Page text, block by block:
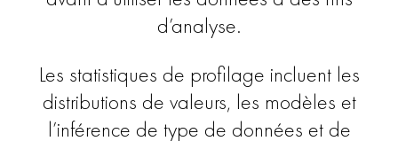
d’analyse.
Les statistiques de profilage incluent les
distributions de valeurs, les modèles et
l’inférence de type de données et de